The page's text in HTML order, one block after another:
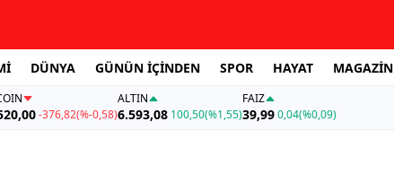
DÜNYA GÜNÜN İÇİNDEN SPOR HAYAT MAGAZİN
-376,82(%-0,58)
ALTIN
6.593,08 100,50(%1,55)
FAİZ
39,990,04(%0,09)